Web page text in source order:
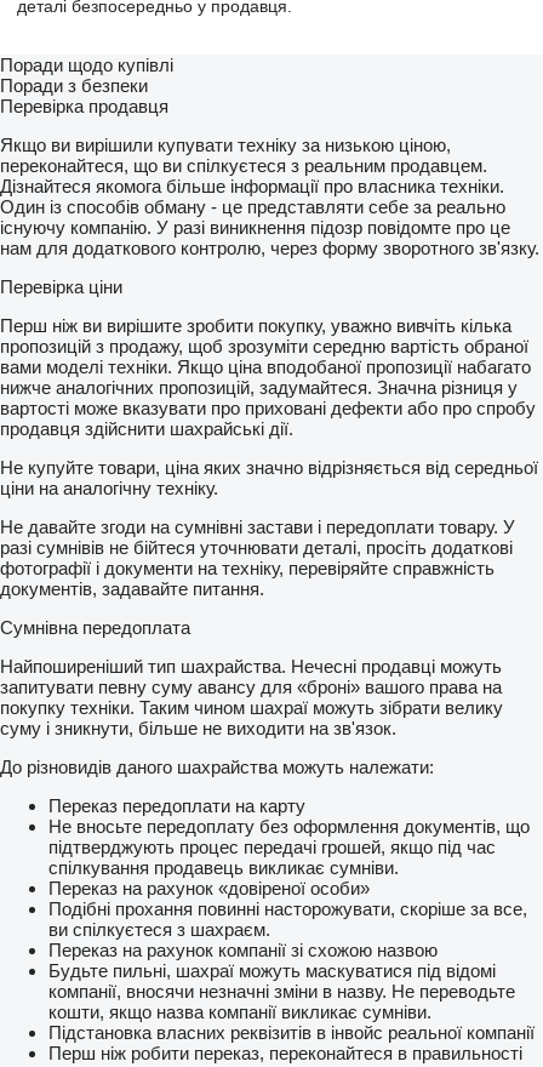
деталі безпосередньо у продавця.
Поради щодо купівлі
Поради з безпеки
Перевірка продавця
Якщо ви вирішили купувати техніку за низькою ціною,
переконайтеся, що ви спілкуєтеся з реальним продавцем.
Дізнайтеся якомога більше інформації про власника техніки.
Один із способів обману - це представляти себе за реально
існуючу компанію. У разі виникнення підозр повідомте про це
нам для додаткового контролю, через форму зворотного зв'язку.
Перевірка ціни
Перш ніж ви вирішите зробити покупку, уважно вивчіть кілька
пропозицій з продажу, щоб зрозуміти середню вартість обраної
вами моделі техніки. Якщо ціна вподобаної пропозиції набагато
нижче аналогічних пропозицій, задумайтеся. Значна різниця у
вартості може вказувати про приховані дефекти або про спробу
продавця здійснити шахрайські дії.
Не купуйте товари, ціна яких значно відрізняється від середньої
ціни на аналогічну техніку.
Не давайте згоди на сумнівні застави і передоплати товару. У
разі сумнівів не бійтеся уточнювати деталі, просіть додаткові
фотографії і документи на техніку, перевіряйте справжність
документів, задавайте питання.
Сумнівна передоплата
Найпоширеніший тип шахрайства. Нечесні продавці можуть
запитувати певну суму авансу для «броні» вашого права на
покупку техніки. Таким чином шахраї можуть зібрати велику
суму і зникнути, більше не виходити на зв'язок.
До різновидів даного шахрайства можуть належати:
Переказ передоплати на карту
Не вносьте передоплату без оформлення документів, що
підтверджують процес передачі грошей, якщо під час
спілкування продавець викликає сумніви.
Переказ на рахунок «довіреної особи»
Подібні прохання повинні насторожувати, скоріше за все,
ви спілкуєтеся з шахраєм.
Переказ на рахунок компанії зі схожою назвою
Будьте пильні, шахраї можуть маскуватися під відомі
компанії, вносячи незначні зміни в назву. Не переводьте
кошти, якщо назва компанії викликає сумніви.
Підстановка власних реквізитів в інвойс реальної компанії
Перш ніж робити переказ, переконайтеся в правильності